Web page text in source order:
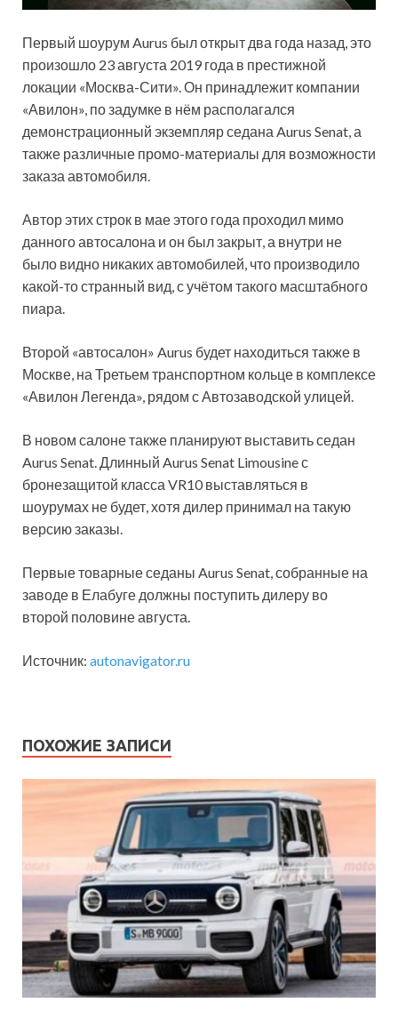
Первый шоурум Aurus был открыт два года назад, это
произошло 23 августа 2019 года в престижной
локации «Москва-Сити». Он принадлежит компании
«Авилон», по задумке в нём располагался
демонстрационный экземпляр седана Aurus Senat, а
также различные промо-материалы для возможности
заказа автомобиля.
Автор этих строк в мае этого года проходил мимо
данного автосалона и он был закрыт, а внутри не
было видно никаких автомобилей, что производило
какой-то странный вид, с учётом такого масштабного
пиара.
Второй «автосалон» Aurus будет находиться также в
Москве, на Третьем транспортном кольце в комплексе
«Авилон Легенда», рядом с Автозаводской улицей.
В новом салоне также планируют выставить седан
Aurus Senat. Длинный Aurus Senat Limousine с
бронезащитой класса VR10 выставляться в
шоурумах не будет, хотя дилер принимал на такую
версию заказы.
Первые товарные седаны Aurus Senat, собранные на
заводе в Елабуге должны поступить дилеру во
второй половине августа.
Источник: autonavigator.ru
ПОХОЖИЕ ЗАПИСИ